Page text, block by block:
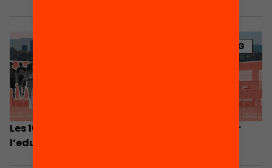
BLOG
Les 10 propostes de l’Anuari 2024 per millorar
l’educació a Catalunya